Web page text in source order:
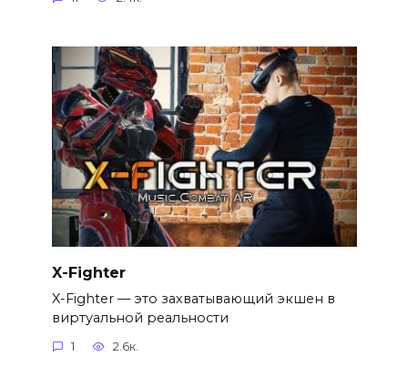
X-Fighter
X-Fighter — это захватывающий экшен в
виртуальной реальности
1 2.6к.